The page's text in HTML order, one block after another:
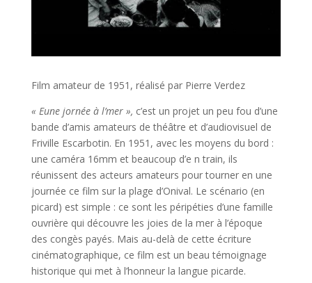
Film amateur de 1951, réalisé par Pierre Verdez
« Eune jornée à l’mer », c’est un projet un peu fou d’une
bande d’amis amateurs de théâtre et d’audiovisuel de
Friville Escarbotin. En 1951, avec les moyens du bord :
une caméra 16mm et beaucoup d’e n train, ils
réunissent des acteurs amateurs pour tourner en une
journée ce film sur la plage d’Onival. Le scénario (en
picard) est simple : ce sont les péripéties d’une famille
ouvrière qui découvre les joies de la mer à l’époque
des congès payés. Mais au-delà de cette écriture
cinématographique, ce film est un beau témoignage
historique qui met à l’honneur la langue picarde.